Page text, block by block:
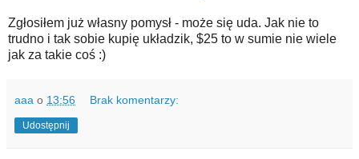
Zgłosiłem już własny pomysł - może się uda. Jak nie to
trudno i tak sobie kupię układzik, $25 to w sumie nie wiele
jak za takie coś :)
aaa o 13:56 Brak komentarzy:
Udostępnij